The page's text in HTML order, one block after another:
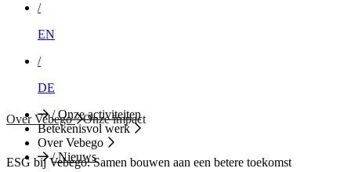
/
EN
/
DE
/Onze activiteiten
Betekenisvol werk
Over Vebego
/Nieuws
Over Vebego Onze impact
ESG bij Vebego: Samen bouwen aan een betere toekomst